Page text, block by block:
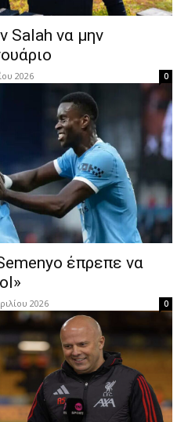
Salah να μην
2026 0
έπρεπε να
2026 0